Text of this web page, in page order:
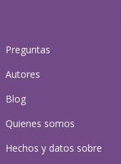
Preguntas
Autores
Blog
Quienes somos
Hechos y datos sobre